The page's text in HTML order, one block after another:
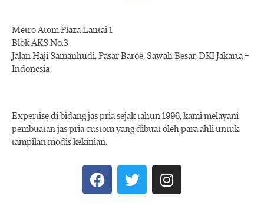
Metro Atom Plaza Lantai 1
Blok AKS No.3
Jalan Haji Samanhudi, Pasar Baroe, Sawah Besar, DKI Jakarta –
Indonesia
Expertise di bidang jas pria sejak tahun 1996, kami melayani
pembuatan jas pria custom yang dibuat oleh para ahli untuk
tampilan modis kekinian.